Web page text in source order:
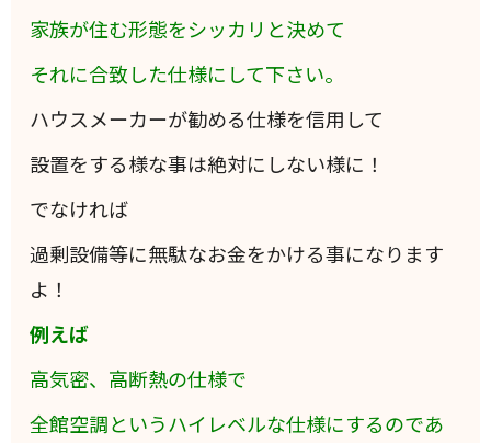
家族が住む形態をシッカリと決めて
それに合致した仕様にして下さい。
ハウスメーカーが勧める仕様を信用して
設置をする様な事は絶対にしない様に！
でなければ
過剰設備等に無駄なお金をかける事になります
よ！
例えば
高気密、高断熱の仕様で
全館空調というハイレベルな仕様にするのであ